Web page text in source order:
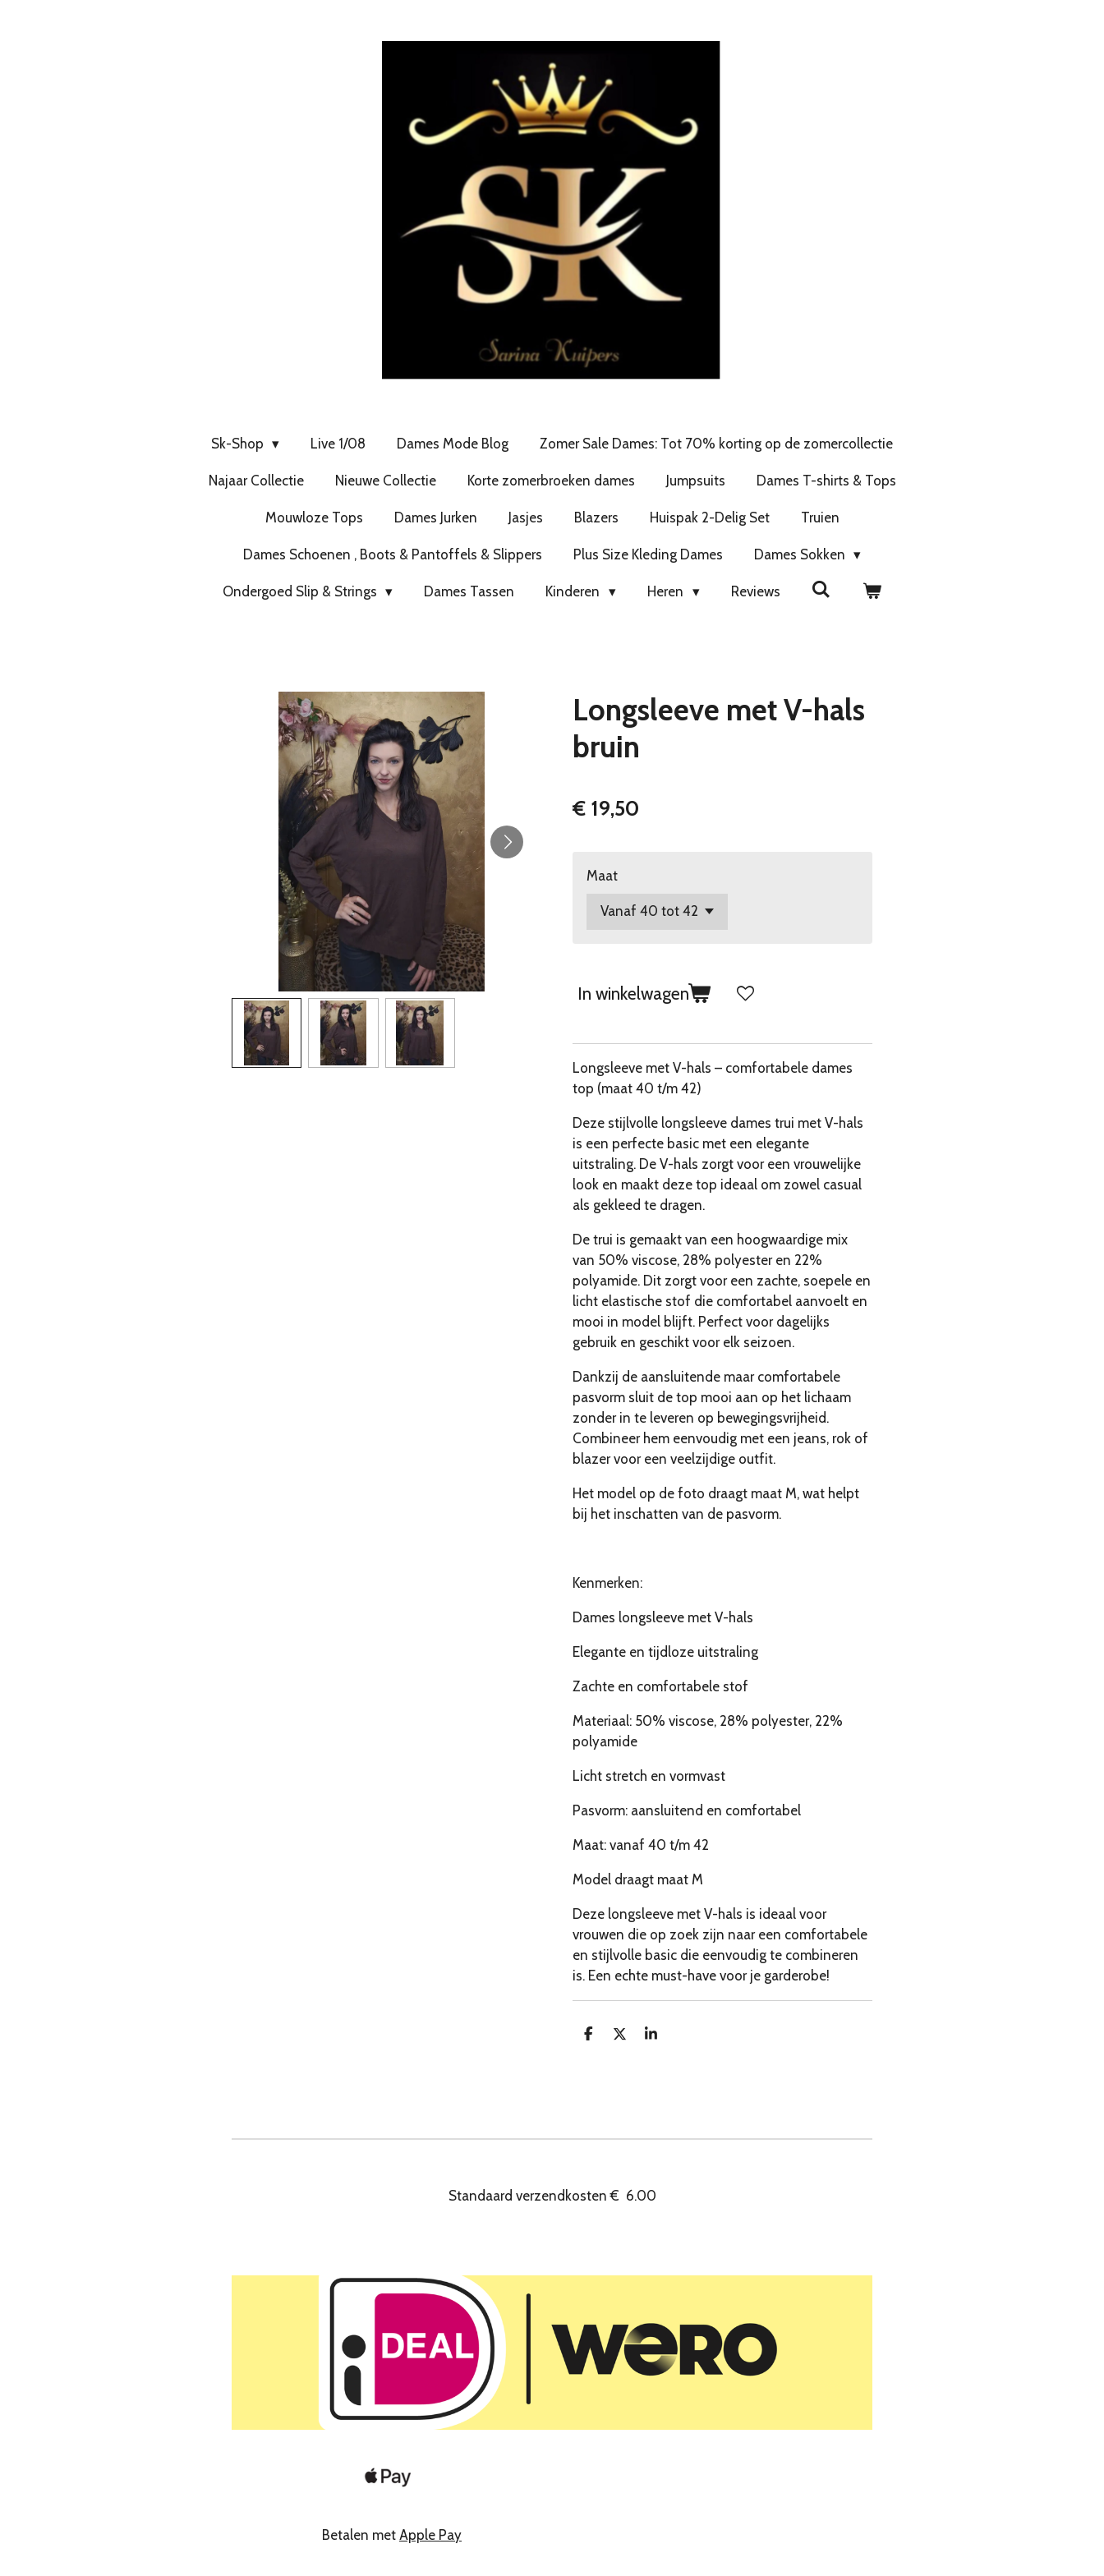
Sk-Shop Live 1/08 Dames Mode Blog Zomer Sale Dames: Tot 70% korting op de zomercollectie
Najaar Collectie Nieuwe Collectie Korte zomerbroeken dames Jumpsuits Dames T-shirts & Tops
Mouwloze Tops Dames Jurken Jasjes Blazers Huispak 2-Delig Set Truien
Dames Schoenen , Boots & Pantoffels & Slippers Plus Size Kleding Dames Dames Sokken
Ondergoed Slip & Strings Dames Tassen Kinderen Heren Reviews
Longsleeve met V-hals
bruin
€ 19,50
Maat
In winkelwagen
Longsleeve met V-hals – comfortabele dames
top (maat 40 t/m 42)
Deze stijlvolle longsleeve dames trui met V-hals
is een perfecte basic met een elegante
uitstraling. De V-hals zorgt voor een vrouwelijke
look en maakt deze top ideaal om zowel casual
als gekleed te dragen.
De trui is gemaakt van een hoogwaardige mix
van 50% viscose, 28% polyester en 22%
polyamide. Dit zorgt voor een zachte, soepele en
licht elastische stof die comfortabel aanvoelt en
mooi in model blijft. Perfect voor dagelijks
gebruik en geschikt voor elk seizoen.
Dankzij de aansluitende maar comfortabele
pasvorm sluit de top mooi aan op het lichaam
zonder in te leveren op bewegingsvrijheid.
Combineer hem eenvoudig met een jeans, rok of
blazer voor een veelzijdige outfit.
Het model op de foto draagt maat M, wat helpt
bij het inschatten van de pasvorm.
Kenmerken:
Dames longsleeve met V-hals
Elegante en tijdloze uitstraling
Zachte en comfortabele stof
Materiaal: 50% viscose, 28% polyester, 22%
polyamide
Licht stretch en vormvast
Pasvorm: aansluitend en comfortabel
Maat: vanaf 40 t/m 42
Model draagt maat M
Deze longsleeve met V-hals is ideaal voor
vrouwen die op zoek zijn naar een comfortabele
en stijlvolle basic die eenvoudig te combineren
is. Een echte must-have voor je garderobe!
D
D
S
Standaard verzendkosten€ 6.00
Betalen met Apple Pay